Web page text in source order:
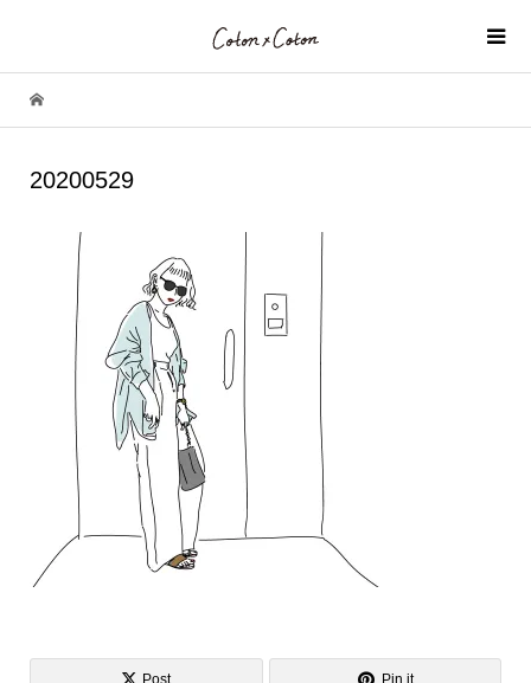
20200529